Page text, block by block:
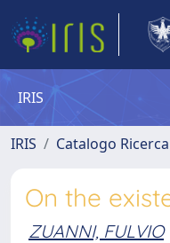
IRIS
IRIS Catalogo Ricerca
On the
ZUANNI, FULVIO